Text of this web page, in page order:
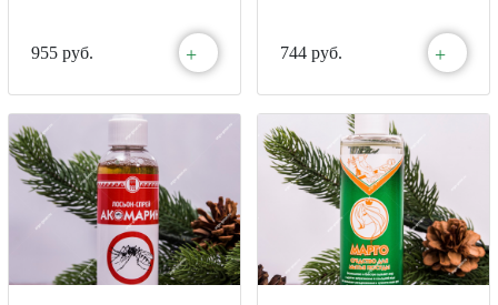
955 руб. + 744 руб. +